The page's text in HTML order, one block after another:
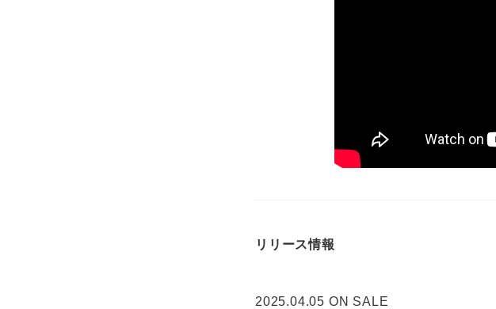
リリース情報
2025.04.05 ON SALE